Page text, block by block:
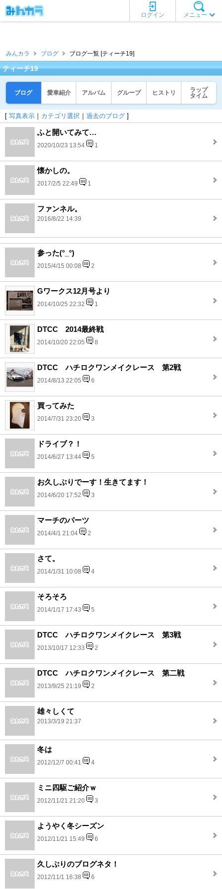
メニュー
ログイン
みんカラ ブログ ブログ一覧 [ティーチ19]
ティーチ19
ブログ 愛車紹介 アルバム グループ ヒストリ
ラップ
タイム
[ 写真表示 ｜ カテゴリ選択 ｜ 過去のブログ ]
ふと開いてみて…
2020/10/23 13:54 1
懐かしの。
2017/2/5 22:49 1
ファンネル。
2016/8/22 14:39
参った(°_°)
2015/4/15 00:08 2
Gワークス12月号より
2014/10/25 22:32 1
DTCC 2014最終戦
2014/10/20 22:05 8
DTCC ハチロクワンメイクレース 第2戦
2014/8/13 22:05 6
買ってみた
2014/7/31 23:20 3
ドライブ？！
2014/6/27 13:44 5
お久しぶりでーす！生きてます！
2014/6/20 17:52 3
マーチのパーツ
2014/4/1 21:04 2
さて。
2014/1/31 10:08 4
そろそろ
2014/1/17 17:43 5
DTCC ハチロクワンメイクレース 第3戦
2013/10/17 12:33 2
DTCC ハチロクワンメイクレース 第二戦
2013/9/25 21:19 2
雄々しくて
2013/3/19 21:37
冬は
2012/12/7 00:41 4
ミニ四駆ご紹介ｗ
2012/11/21 21:20 3
ようやく冬シーズン
2012/11/21 15:49 6
久しぶりのブログネタ！
2012/11/1 16:38 6